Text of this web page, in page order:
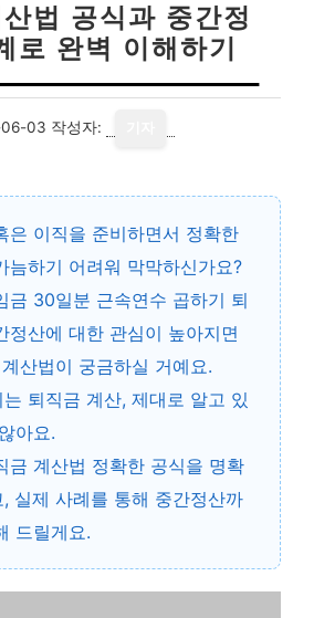
법 공식과 중간정
로 완벽 이해하기
03 작성자:
은 이직을 준비하면서 정확한
늠하기 어려워 막막하신가요?
금 30일분 근속연수 곱하기 퇴
정산에 대한 관심이 높아지면
산법이 궁금하실 거예요.
퇴직금 계산, 제대로 알고 있
아요.
금 계산법 정확한 공식을 명확
실제 사례를 통해 중간정산까
드릴게요.